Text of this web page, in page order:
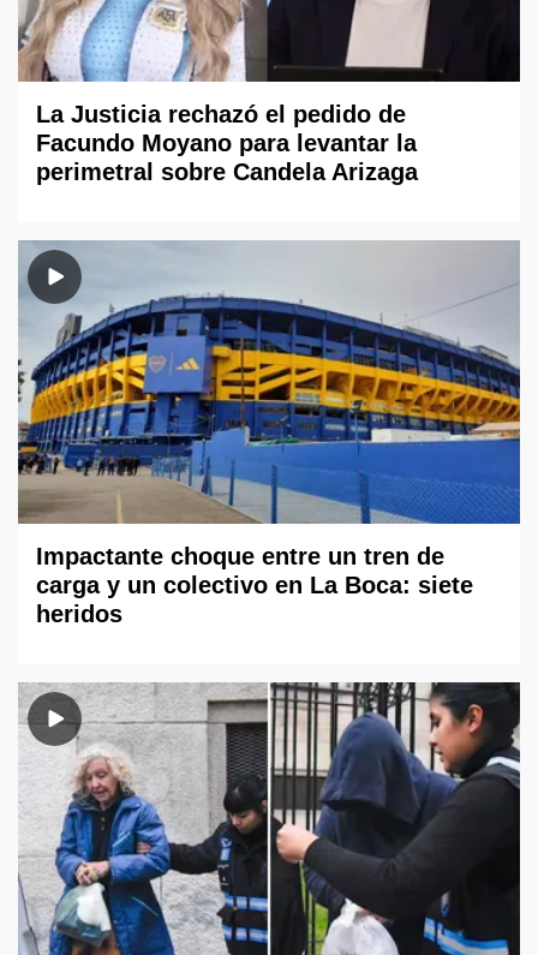
La Justicia rechazó el pedido de
Facundo Moyano para levantar la
perimetral sobre Candela Arizaga
Impactante choque entre un tren de
carga y un colectivo en La Boca: siete
heridos